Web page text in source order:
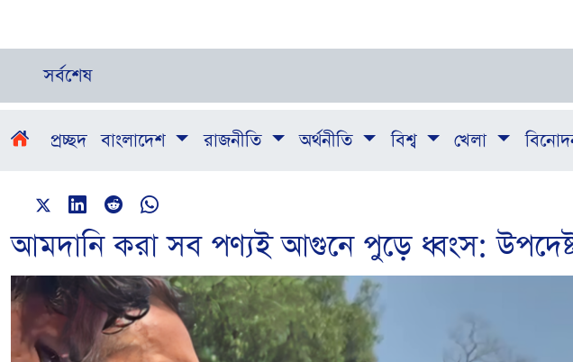
সর্বশেষ
প্রচ্ছদ বাংলাদেশ রাজনীতি অর্থনীতি বিশ্ব খেলা
আমদানি করা সব পণ্যই আগুনে পুড়ে ধ্বংস: